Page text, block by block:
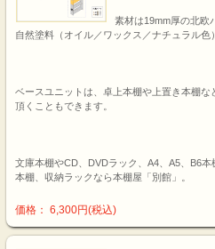
素材は19mm厚の北欧
自然塗料（オイル／ワックス／ナチュラル色
ベースユニットは、卓上本棚や上置き本棚
頂くこともできます。
文庫本棚やCD、DVDラック、A4、A5、B6
本棚、収納ラックなら本棚屋「別館」。
価格： 6,300円(税込)